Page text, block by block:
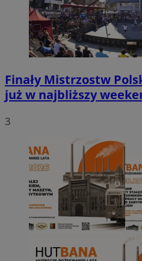
Finały Mistrzostw
już w najbliższy
3